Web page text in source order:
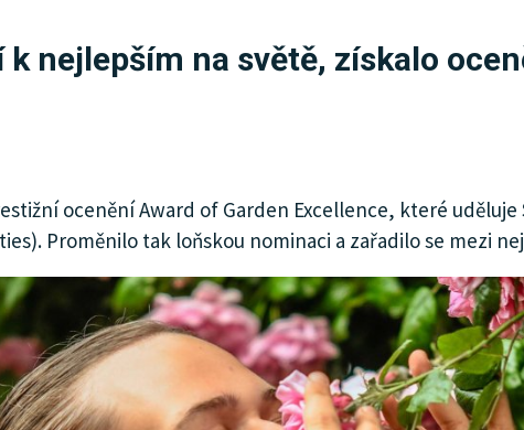
nejlepším na světě, získalo
ocenění Award of Garden Excellence, které uděluje
Proměnilo tak loňskou nominaci a zařadilo se mezi